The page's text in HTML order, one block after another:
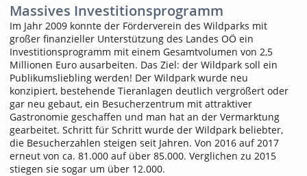
Massives Investitionsprogramm
Im Jahr 2009 konnte der Förderverein des Wildparks mit
großer finanzieller Unterstützung des Landes OÖ ein
Investitionsprogramm mit einem Gesamtvolumen von 2,5
Millionen Euro ausarbeiten. Das Ziel: der Wildpark soll ein
Publikumsliebling werden! Der Wildpark wurde neu
konzipiert, bestehende Tieranlagen deutlich vergrößert oder
gar neu gebaut, ein Besucherzentrum mit attraktiver
Gastronomie geschaffen und man hat an der Vermarktung
gearbeitet. Schritt für Schritt wurde der Wildpark beliebter,
die Besucherzahlen steigen seit Jahren. Von 2016 auf 2017
erneut von ca. 81.000 auf über 85.000. Verglichen zu 2015
stiegen sie sogar um über 12.000.